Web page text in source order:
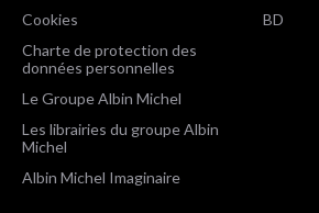
Cookies
Charte de protection des
données personnelles
Le Groupe Albin Michel
Les librairies du groupe Albin
Michel
Albin Michel Imaginaire
BD